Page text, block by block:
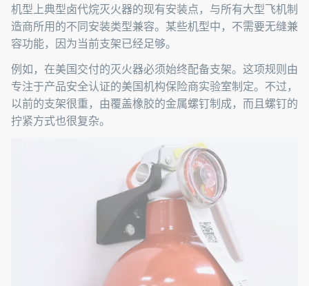
机型上典型卤代烷灭火器的现有安装点，与所有大型飞机制
造商所用的不同安装类型兼容。某些机型中，不需要无缝兼
容功能，因为当前支架已经足够。
例如，在美国交付的灭火器必须始终配备支架。这项规则由
专注于产品安全认证的美国机构保险商实验室制定。不过，
以前的支架很重，由覆盖橡胶的金属螺钉制成，而且螺钉的
拧紧方式也很复杂。